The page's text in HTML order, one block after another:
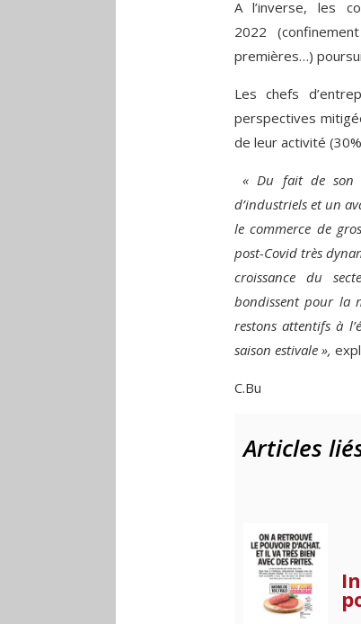
A l’inverse, les
2022
premières…)
Les chefs
perspectives
de leur activité
« Du fait de son
d’industriels et un
le commerce de
post-Covid très
croissance du
bondissent pour la
restons attentifs à
saison estivale »,
C.Bu
Articles